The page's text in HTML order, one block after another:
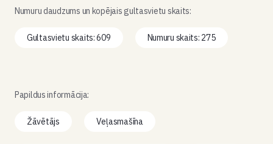
Numuru daudzums un kopējais gultasvietu skaits:
Gultasvietu skaits: 609 Numuru skaits: 275
Papildus informācija:
Žāvētājs Veļasmašīna